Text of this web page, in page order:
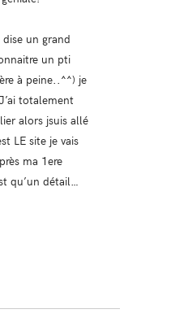
un grand
un pti
à peine..^^) je
totalement
alors jsuis allé
LE site je vais
ma 1ere
qu’un détail…